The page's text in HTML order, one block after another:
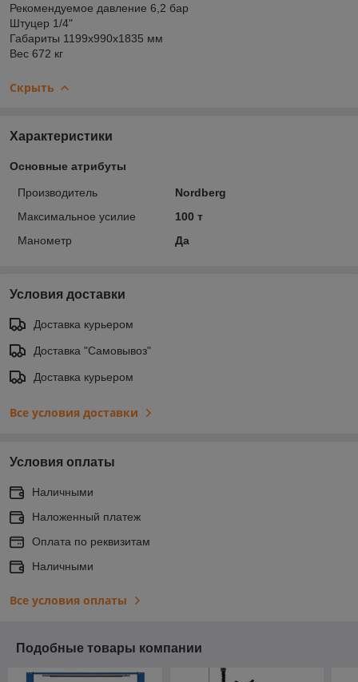
Рекомендуемое давление 6,2 бар
Штуцер 1/4"
Габариты 1199х990х1835 мм
Вес 672 кг
Скрыть
Характеристики
Основные атрибуты
Производитель
Nordberg
Максимальное усилие
100 т
Манометр
Да
Условия доставки
Доставка курьером
Доставка "Самовывоз"
Доставка курьером
Все условия доставки
Условия оплаты
Наличными
Наложенный платеж
Оплата по реквизитам
Наличными
Все условия оплаты
Подобные товары компании